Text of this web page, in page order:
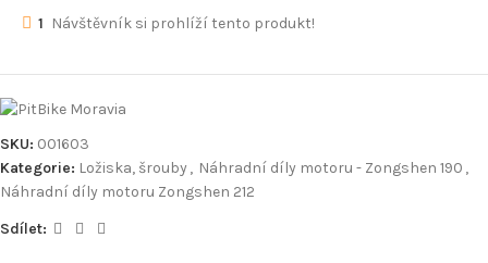
1 Návštěvník si prohlíží tento produkt!
SKU: 001603
Kategorie: Ložiska, šrouby, Náhradní díly motoru - Zongshen 190 ,
Náhradní díly motoru Zongshen 212
Sdílet: